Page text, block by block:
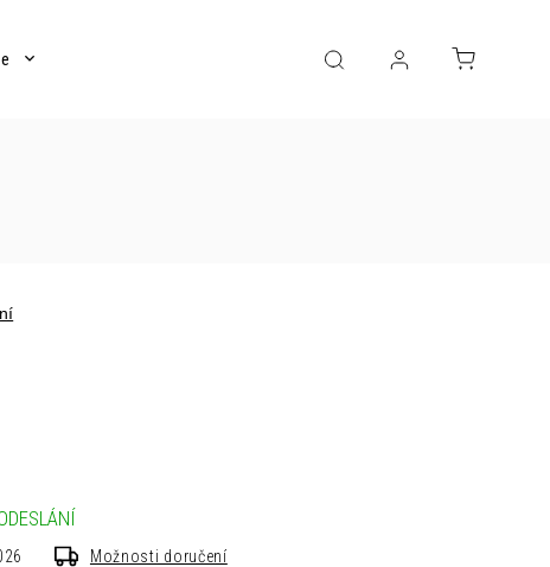
Výprodej Bižuterie
Možnosti doručení